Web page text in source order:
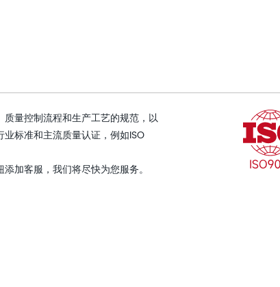
量控制流程和生产工艺的规范，以
标准和主流质量认证，例如ISO
加客服，我们将尽快为您服务。